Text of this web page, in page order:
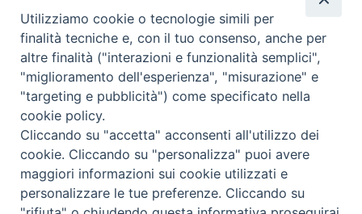
via Amedeo Rossi, 28 - 12100 Cuneo
segreteriagenerale@diocesicuneofossano.it
c.f. 96017380047
Utilizziamo cookie o tecnologie simili per
finalità tecniche e, con il tuo consenso, anche per
altre finalità ("interazioni e funzionalità semplici",
"miglioramento dell'esperienza", "misurazione" e
"targeting e pubblicità") come specificato nella
cookie policy.
Cliccando su "accetta" acconsenti all'utilizzo dei
cookie. Cliccando su "personalizza" puoi avere
maggiori informazioni sui cookie utilizzati e
personalizzare le tue preferenze. Cliccando su